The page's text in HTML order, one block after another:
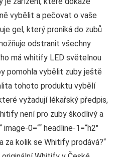
vybělit a pečovat o vaše
gel, který proniká do zubů
odstranit všechny
má whitify LED světelnou
pomohla vybělit zuby ještě
tohoto produktu vybělí
vyžadují lékařský předpis,
není pro zuby škodlivý a
0=““ headline-1=“h2″
za kolik se Whitify prodává?“